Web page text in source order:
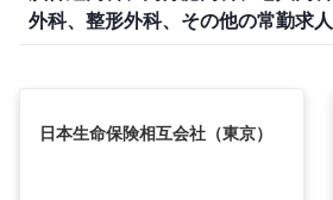
外科、整形外科、その他の常勤求人
日本生命保険相互会社（東京）